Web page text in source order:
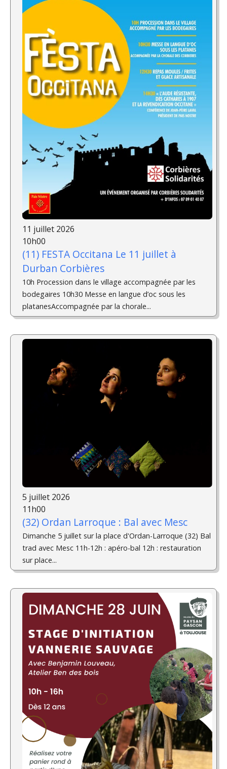
11 juillet 2026
10h00
(11) FESTA Occitana Le 11 juillet à
Durban Corbières
10h Procession dans le village accompagnée par les
bodegaires 10h30 Messe en langue d’oc sous les
platanesAccompagnée par la chorale...
5 juillet 2026
11h00
(32) Ordan Larroque : Bal avec Mesc
Dimanche 5 juillet sur la place d'Ordan-Larroque (32) Bal
trad avec Mesc 11h-12h : apéro-bal 12h : restauration
sur place...